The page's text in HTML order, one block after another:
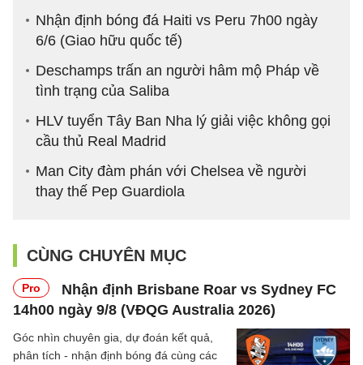
Nhận định bóng đá Haiti vs Peru 7h00 ngày
6/6 (Giao hữu quốc tế)
Deschamps trấn an người hâm mộ Pháp về
tình trạng của Saliba
HLV tuyển Tây Ban Nha lý giải việc không gọi
cầu thủ Real Madrid
Man City đàm phán với Chelsea về người
thay thế Pep Guardiola
CÙNG CHUYÊN MỤC
Pro
Nhận định Brisbane Roar vs Sydney FC
14h00 ngày 9/8 (VĐQG Australia 2026)
Góc nhìn chuyên gia, dự đoán kết quả,
phân tích - nhận định bóng đá cùng các